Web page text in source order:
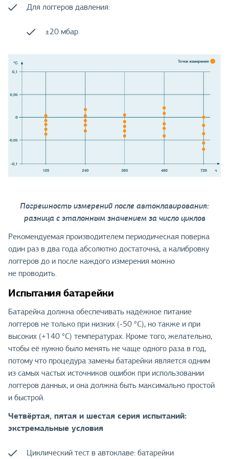
Для логгеров давления:
±20 мбар.
Погрешность измерений после автоклавирования:
разница с эталонным значением за число циклов
Рекомендуемая производителем периодическая поверка
один раз в два года абсолютно достаточна, а калибровку
логгеров до и после каждого измерения можно
не проводить.
Испытания батарейки
Батарейка должна обеспечивать надёжное питание
логгеров не только при низких (-50 °C), но также и при
высоких (+140 °C) температурах. Кроме того, желательно,
чтобы её нужно было менять не чаще одного раза в год,
потому что процедура замены батарейки является одним
из самых частых источников ошибок при использовании
логгеров данных, и она должна быть максимально простой
и быстрой.
Четвёртая, пятая и шестая серия испытаний:
экстремальные условия
Циклический тест в автоклаве: батарейки